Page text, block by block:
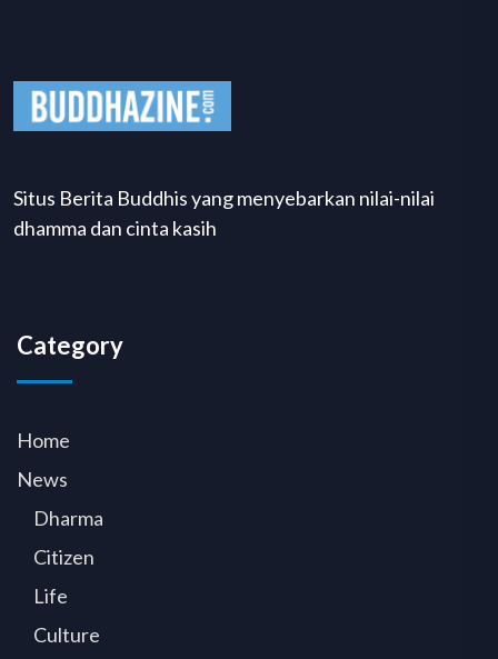
Situs Berita Buddhis yang menyebarkan nilai-nilai
dhamma dan cinta kasih
Category
Home
News
Dharma
Citizen
Life
Culture